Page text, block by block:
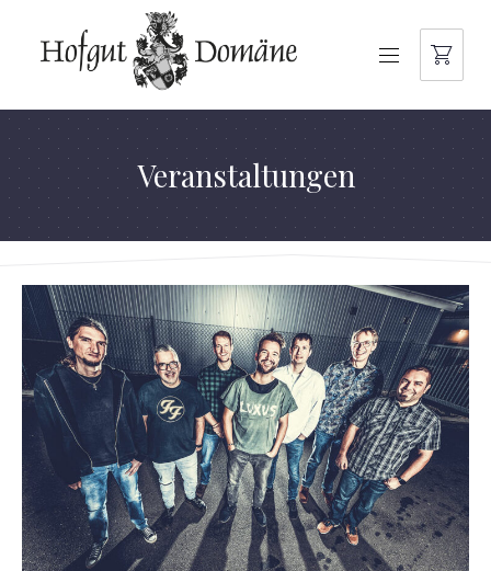
NAVIGATION
Veranstaltungen